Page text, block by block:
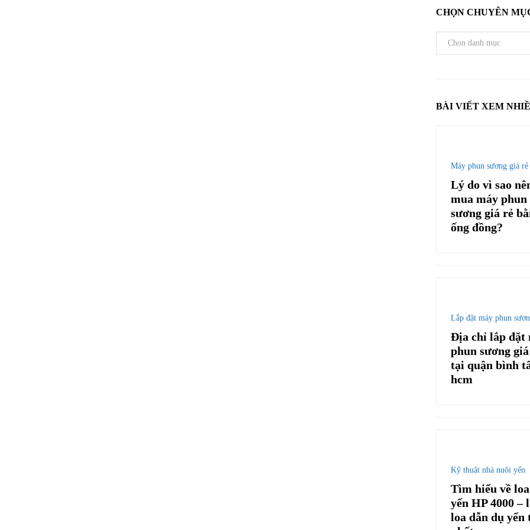
CHỌN CHUYÊN
BÀI VIẾT XEM
Máy phun sương giá rẻ
Lý do vì sao
mua máy phun
sương giá rẻ
ống đồng?
Lắp đặt máy phun
Địa chỉ lắp đặt
phun sương
tại quận bình
hcm
Kỹ thuật nhà nuôi yến
Tìm hiểu về
yến HP 4000 –
loa dẫn dụ yến